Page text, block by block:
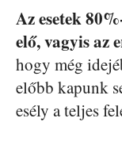
Az esetek
elő, vagyis az
hogy még
előbb kapunk
esély a teljes